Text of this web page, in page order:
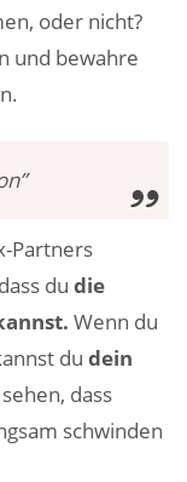
oder nicht?
und bewahre
”
Partners
du die
Wenn du
du dein
dass
schwinden